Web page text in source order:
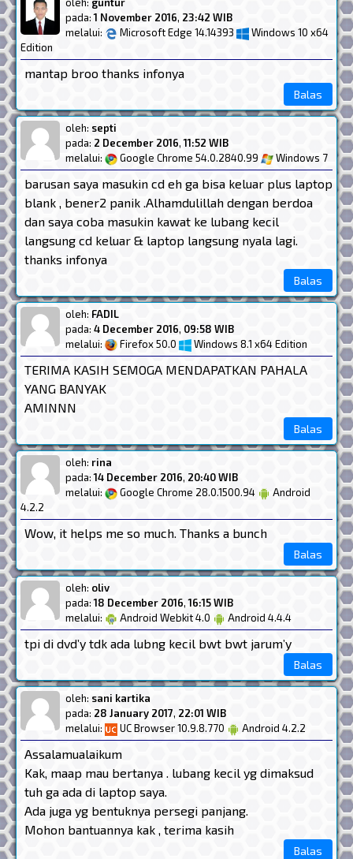
oleh: guntur
pada:1 November 2016, 23:42 WIB
melalui:
Microsoft Edge 14.14393
Windows 10 x64
Edition
mantap broo thanks infonya
Balas
oleh: septi
pada: 2 December 2016,11:52 WIB
melalui:
Google Chrome 54.0.2840.99 Windows 7
barusan saya masukin cd eh ga bisa keluar plus laptop
blank , bener2 panik .Alhamdulillah dengan berdoa
dan saya coba masukin kawat ke lubang kecil
langsung cd keluar & laptop langsung nyala lagi.
thanks infonya
Balas
oleh: FADIL
pada: 4 December 2016, 09:58 WIB
melalui:
Firefox 50.0 Windows 8.1 x64 Edition
TERIMA KASIH SEMOGA MENDAPATKAN PAHALA
YANG BANYAK
AMINNN
Balas
oleh: rina
pada:14 December 2016, 20:40 WIB
melalui:
Google Chrome 28.0.1500.94
Android
4.2.2
Wow, it helps me so much. Thanks a bunch
Balas
oleh: oliv
pada:18 December 2016,16:15 WIB
melalui:
Android Webkit 4.0 Android 4.4.4
tpi di dvd’y tdk ada lubng kecil bwt bwt jarum’y
Balas
oleh: sani kartika
pada: 28 January 2017, 22:01 WIB
melalui:
UC Browser 10.9.8.770 Android 4.2.2
Assalamualaikum
Kak, maap mau bertanya . lubang kecil yg dimaksud
tuh ga ada di laptop saya.
Ada juga yg bentuknya persegi panjang.
Mohon bantuannya kak , terima kasih
Balas